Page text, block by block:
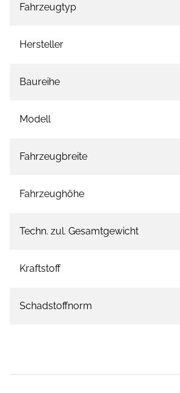
Fahrzeugtyp
Hersteller
Baureihe
Modell
Fahrzeugbreite
Fahrzeughöhe
Techn. zul. Gesamtgewicht
Kraftstoff
Schadstoffnorm